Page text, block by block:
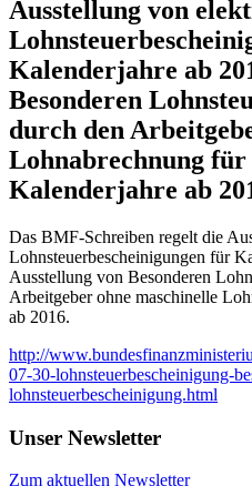
Ausstellung von
Kalenderjahre ab
Besonderen
durch den
Lohnabrechnung für
Kalenderjahre ab
Das BMF-Schreiben regelt die
Lohnsteuerbescheinigungen für
Ausstellung von Besonderen
Arbeitgeber ohne maschinelle
ab 2016.
http://
07-30-lohnsteuerbescheinigung-
lohnsteuerbescheinigung.html
Unser Newsletter
Zum aktuellen Newsletter